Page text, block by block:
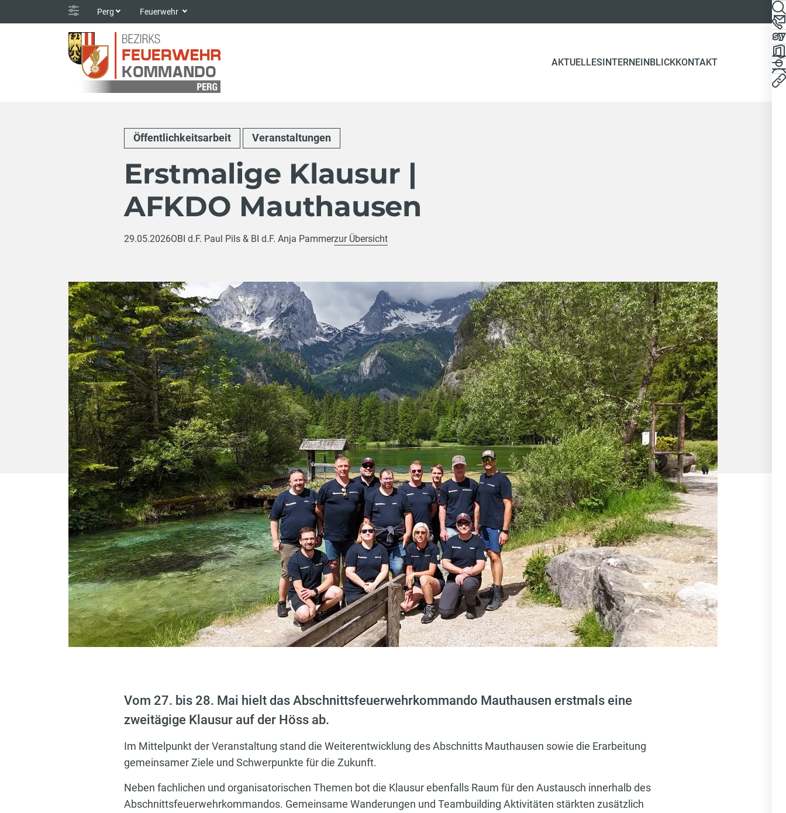
Perg Feuerwehr
AKTUELLESINTERNEINBLICKKONTAKT
Öffentlichkeitsarbeit Veranstaltungen
Erstmalige Klausur |
AFKDO Mauthausen
29.05.2026OBI d.F. Paul Pils & BI d.F. Anja Pammerzur Übersicht
Vom 27. bis 28. Mai hielt das Abschnittsfeuerwehrkommando Mauthausen erstmals eine
zweitägige Klausur auf der Höss ab.
Im Mittelpunkt der Veranstaltung stand die Weiterentwicklung des Abschnitts Mauthausen sowie die Erarbeitung
gemeinsamer Ziele und Schwerpunkte für die Zukunft.
Neben fachlichen und organisatorischen Themen bot die Klausur ebenfalls Raum für den Austausch innerhalb des
Abschnittsfeuerwehrkommandos. Gemeinsame Wanderungen und Teambuilding Aktivitäten stärkten zusätzlich